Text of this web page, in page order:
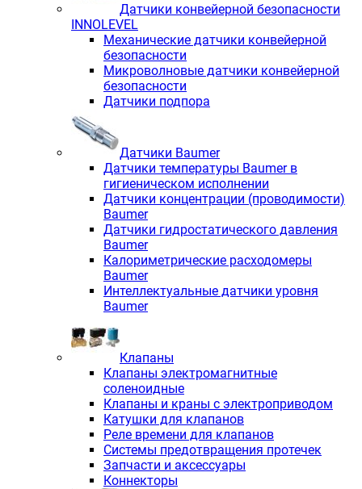
Датчики конвейерной безопасности
INNOLEVEL
Механические датчики конвейерной
безопасности
Микроволновые датчики конвейерной
безопасности
Датчики подпора
Датчики Baumer
Датчики температуры Baumer в
гигиеническом исполнении
Датчики концентрации (проводимости)
Baumer
Датчики гидростатического давления
Baumer
Калориметрические расходомеры
Baumer
Интеллектуальные датчики уровня
Baumer
Клапаны
Клапаны электромагнитные
соленоидные
Клапаны и краны с электроприводом
Катушки для клапанов
Реле времени для клапанов
Системы предотвращения протечек
Запчасти и аксессуары
Коннекторы